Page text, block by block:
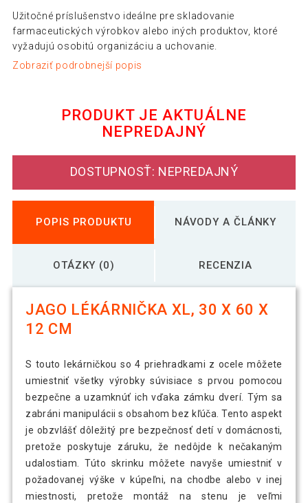
Užitočné príslušenstvo ideálne pre skladovanie
farmaceutických výrobkov alebo iných produktov, ktoré
vyžadujú osobitú organizáciu a uchovanie.
Zobraziť podrobnejší popis
PRODUKT JE AKTUÁLNE
NEPREDAJNÝ
DOSTUPNOSŤ: NEPREDAJNÝ
POPIS PRODUKTU NÁVODY A ČLÁNKY
OTÁZKY (0) RECENZIA
JAGO LÉKÁRNIČKA XL, 30 X 60 X
12 CM
S touto lekárničkou so 4 priehradkami z ocele môžete
umiestniť všetky výrobky súvisiace s prvou pomocou
bezpečne a uzamknúť ich vďaka zámku dverí. Tým sa
zabráni manipulácii s obsahom bez kľúča. Tento aspekt
je obzvlášť dôležitý pre bezpečnosť detí v domácnosti,
pretože poskytuje záruku, že nedôjde k nečakaným
udalostiam. Túto skrinku môžete navyše umiestniť v
požadovanej výške v kúpeľni, na chodbe alebo v inej
miestnosti, pretože montáž na stenu je veľmi